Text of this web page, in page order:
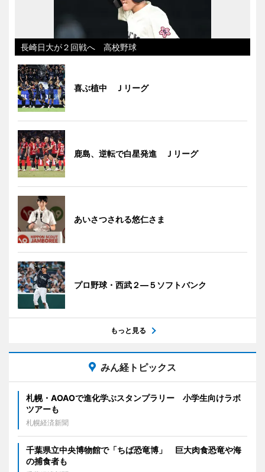
長崎日大が２回戦へ 高校野球
喜ぶ植中 Ｊリーグ
鹿島、逆転で白星発進 Ｊリーグ
あいさつされる悠仁さま
プロ野球・西武２―５ソフトバンク
もっと見る
みん経トピックス
札幌・AOAOで進化学ぶスタンプラリー 小学生向けラボ
ツアーも
札幌経済新聞
千葉県立中央博物館で「ちば恐竜博」 巨大肉食恐竜や海
の捕食者も